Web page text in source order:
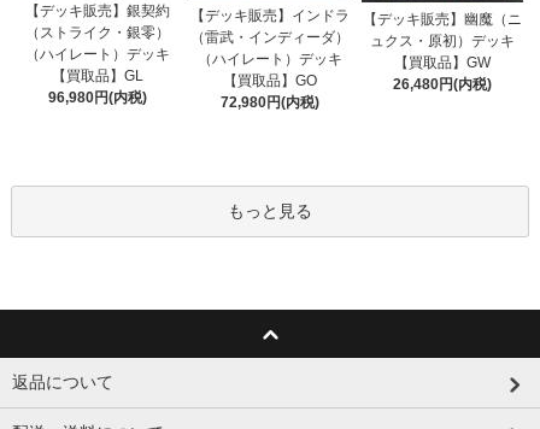
【デッキ販売】銀契約
（ストライク・銀零）
（ハイレート）デッキ
【買取品】GL
96,980円(内税)
【デッキ販売】インドラ
（雷武・インディーダ）
（ハイレート）デッキ
【買取品】GO
72,980円(内税)
【デッキ販売】幽魔（ニ
ュクス・原初）デッキ
【買取品】GW
26,480円(内税)
もっと見る
返品について